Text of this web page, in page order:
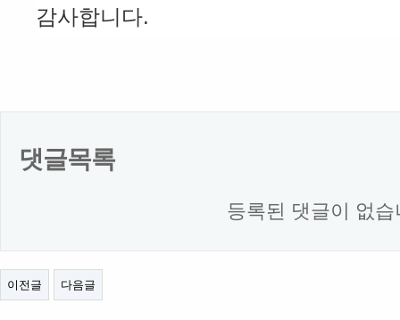
감사합니다.
댓글목록
등록된 댓글이 없
이전글 다음글